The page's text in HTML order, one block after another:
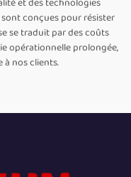
sont conçues pour résister
se traduit par des coûts
opérationnelle prolongée,
nos clients.